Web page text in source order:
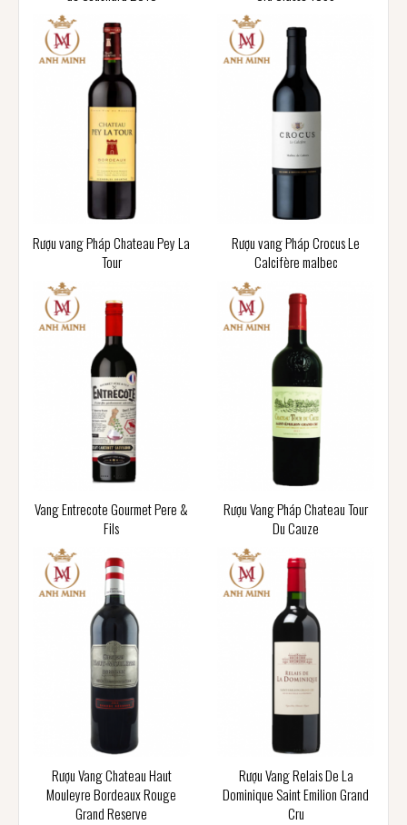
Rượu vang Pháp Chateau Pey La
Tour
Rượu vang Pháp Crocus Le
Calcifère malbec
Vang Entrecote Gourmet Pere &
Fils
Rượu Vang Pháp Chateau Tour
Du Cauze
Rượu Vang Chateau Haut
Mouleyre Bordeaux Rouge
Grand Reserve
Rượu Vang Relais De La
Dominique Saint Emilion Grand
Cru